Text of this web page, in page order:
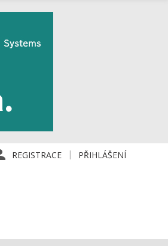
REGISTRACE PŘIHLÁŠENÍ